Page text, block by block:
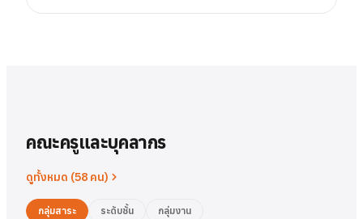
คณะครูและบุคลากร
ดูทั้งหมด (58 คน)
กลุ่มสาระ ระดับชั้น กลุ่มงาน